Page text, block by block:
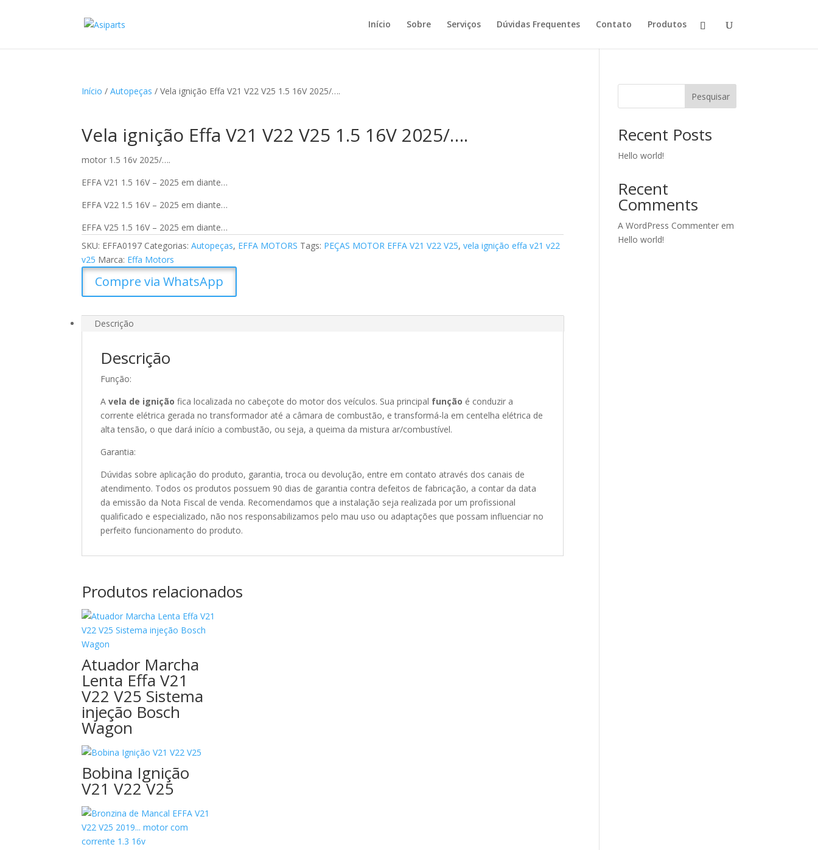
Início Sobre Serviços Dúvidas Frequentes Contato Produtos
Início /Autopeças / Vela ignição Effa V21 V22 V25 1.5 16V 2025/….
Vela ignição Effa V21 V22 V25 1.5 16V 2025/….
motor 1.5 16v 2025/….
EFFA V21 1.5 16V – 2025 em diante…
EFFA V22 1.5 16V – 2025 em diante…
EFFA V25 1.5 16V – 2025 em diante…
SKU: EFFA0197 Categorias:Autopeças, EFFA MOTORS Tags: PEÇAS MOTOR EFFA V21 V22 V25,vela ignição effa v21 v22
v25 Marca: Effa Motors
Compre via WhatsApp
Descrição
Descrição
Função:
Avela de ignição fica localizada no cabeçote do motor dos veículos. Sua principal função é conduzir a
corrente elétrica gerada no transformador até a câmara de combustão, e transformá-la em centelha elétrica de
alta tensão, o que dará início a combustão, ou seja, a queima da mistura ar/combustível.
Garantia:
Dúvidas sobre aplicação do produto, garantia, troca ou devolução, entre em contato através dos canais de
atendimento. Todos os produtos possuem 90 dias de garantia contra defeitos de fabricação, a contar da data
da emissão da Nota Fiscal de venda. Recomendamos que a instalação seja realizada por um profissional
qualificado e especializado, não nos responsabilizamos pelo mau uso ou adaptações que possam influenciar no
perfeito funcionamento do produto.
Produtos relacionados
Atuador Marcha
Lenta Effa V21
V22 V25 Sistema
injeção Bosch
Wagon
Bobina Ignição
V21 V22 V25
Pesquisar
Recent Posts
Hello world!
Recent
Comments
A WordPress Commenter em
Hello world!